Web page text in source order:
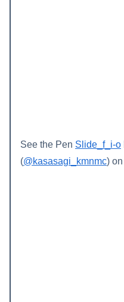
See the Pen Slide_f_i-o
(@kasasagi_kmnmc) on